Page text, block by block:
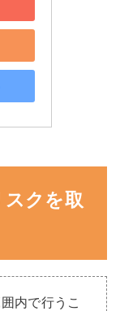
スクを取
内で行うこ